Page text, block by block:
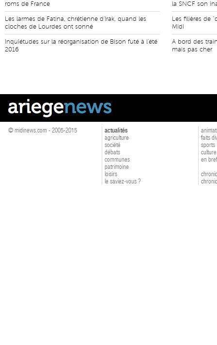
roms de France
Les larmes de Fatina, chrétienne d'Irak, quand les
cloches de Lourdes ont sonné
Inquiétudes sur la réorganisation de Bison futé à l'été
2016
la SNCF son
Les filières de
Midi
A bord des
mais pas cher
© midinews.com - 2005-2015
actualités
agriculture
société
débats
communes
patrimoine
loisirs
le saviez-vous ?
faits
sports
culture
en bref